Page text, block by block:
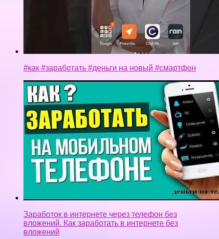
#как #заработать #деньги на новый #смартфон
Заработок в интернете через телефон без
вложений. Как заработать в интернете без
вложений